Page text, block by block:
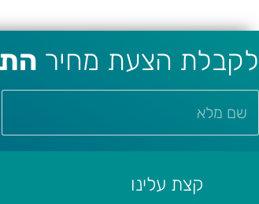
לקבלת הצעת מחיר
קצת עלינו